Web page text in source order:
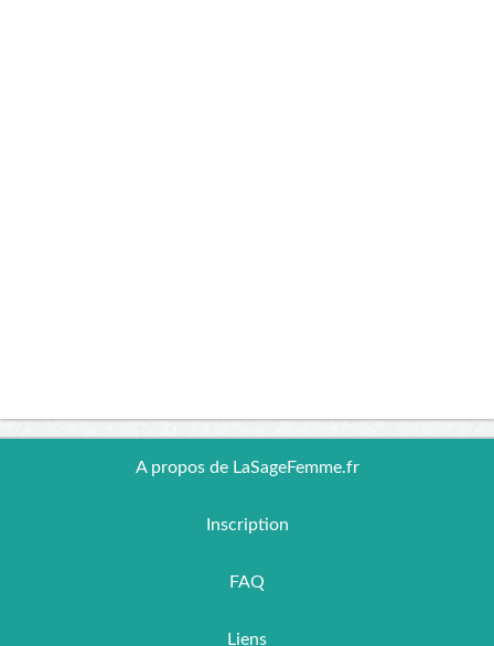
A propos de LaSageFemme.fr
Inscription
FAQ
Liens